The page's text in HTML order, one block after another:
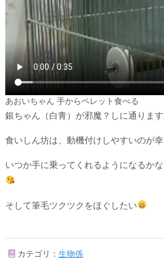
あおいちゃん 手からペレット食べる
銀ちゃん（白青）が邪魔？しに通りま
食いしん坊は、動機付けしやすいのが
いつか手に乗ってくれるようになるか
そして筆毛ツクツクをほぐしたい
カテゴリ： 生物係